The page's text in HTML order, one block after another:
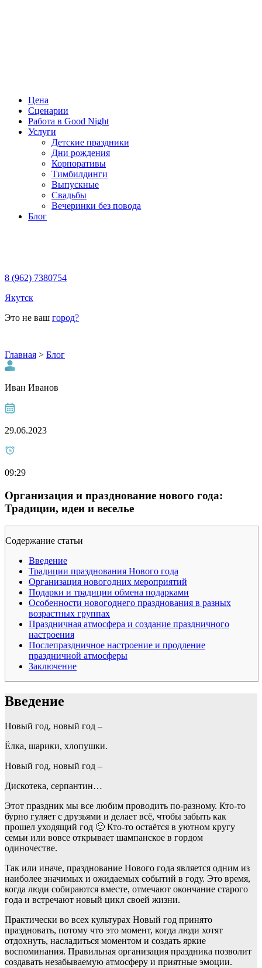
Цена
Сценарии
Работа в Good Night
Услуги
Детские праздники
Дни рождения
Корпоративы
Тимбилдинги
Выпускные
Свадьбы
Вечеринки без повода
Блог
8 (962) 7380754
Якутск
Это не ваш город?
Главная > Блог
Иван Иванов
29.06.2023
09:29
Организация и празднование нового года:
Традиции, идеи и веселье
Содержание статьи
Введение
Традиции празднования Нового года
Организация новогодних мероприятий
Подарки и традиции обмена подарками
Особенности новогоднего празднования в разных
возрастных группах
Праздничная атмосфера и создание праздничного
настроения
Послепраздничное настроение и продление
праздничной атмосферы
Заключение
Введение
Новый год, новый год –
Ёлка, шарики, хлопушки.
Новый год, новый год –
Дискотека, серпантин…
Этот праздник мы все любим проводить по-разному. Кто-то
бурно гуляет с друзьями и делает всё, чтобы забыть как
прошел уходящий год 🙂 Кто-то остаётся в уютном кругу
семьи или вовсе открывает шампанское в гордом
одиночестве.
Так или иначе, празднование Нового года является одним из
наиболее значимых и ожидаемых событий в году. Это время,
когда люди собираются вместе, отмечают окончание старого
года и встречают новый цикл своей жизни.
Практически во всех культурах Новый год принято
праздновать, потому что это момент, когда люди хотят
отдохнуть, насладиться моментом и создать яркие
воспоминания. Правильная организация праздника позволит
создавать незабываемую атмосферу и приятные эмоции.